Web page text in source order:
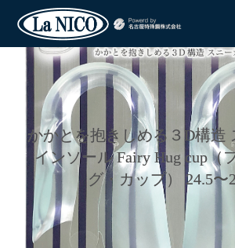
かかとを抱きしめる３D構造
インソール Fairy Hug cup（
グ・カップ） 24.5〜